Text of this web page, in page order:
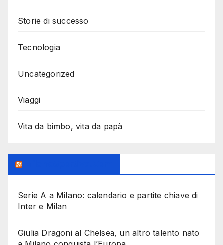
Storie di successo
Tecnologia
Uncategorized
Viaggi
Vita da bimbo, vita da papà
Serie A a Milano: calendario e partite chiave di
Inter e Milan
Giulia Dragoni al Chelsea, un altro talento nato